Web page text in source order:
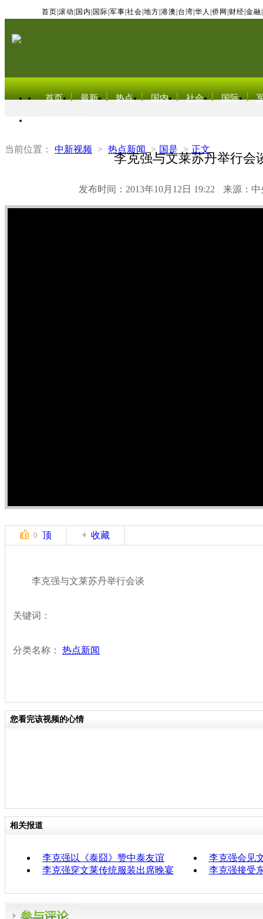
首页 滚动 国内 国际 军事 社会 地方 港澳 台湾 华人 侨网 财经 金融
首页 最新 热点 国内 社会 国际
当前位置： 中新视频 > 热点新闻 > 国是 > 正文
李克强与文莱苏丹举行会
发布时间：2013年10月12日 19:22 来源：中
0 顶 收藏
李克强与文莱苏丹举行会谈
关键词：
分类名称： 热点新闻
您看完该视频的心情
相关报道
李克强以《泰囧》赞中泰友谊
李克强会见
李克强穿文莱传统服装出席晚宴
李克强接受